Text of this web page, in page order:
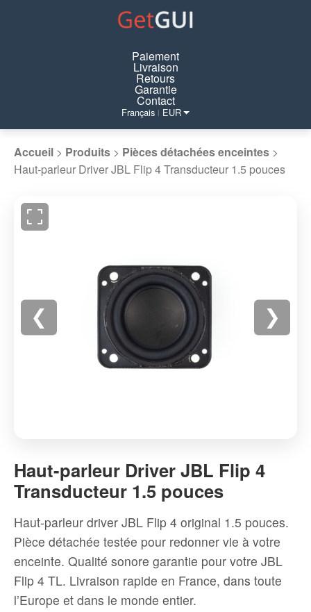
Paiement
Livraison
Retours
Garantie
Contact
Français | EUR
Accueil > Produits > Pièces détachées enceintes >
Haut-parleur Driver JBL Flip 4 Transducteur 1.5 pouces
❮ ❯
parleur
Driver
JBL
Flip
4
Transducteur
1.5
pouces
-
Haut-parleur Driver JBL Flip 4
Transducteur 1.5 pouces
Haut-parleur driver JBL Flip 4 original 1.5 pouces.
Pièce détachée testée pour redonner vie à votre
enceinte. Qualité sonore garantie pour votre JBL
Flip 4 TL. Livraison rapide en France, dans toute
l’Europe et dans le monde entier.